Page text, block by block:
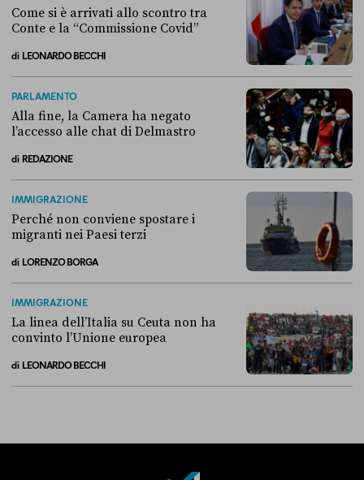
Come si è arrivati allo scontro tra
Conte e la “Commissione Covid”
di LEONARDO BECCHI
PARLAMENTO
Alla fine, la Camera ha negato
l’accesso alle chat di Delmastro
di REDAZIONE
IMMIGRAZIONE
Perché non conviene spostare i
migranti nei Paesi terzi
di LORENZO BORGA
IMMIGRAZIONE
La linea dell’Italia su Ceuta non ha
convinto l’Unione europea
di LEONARDO BECCHI